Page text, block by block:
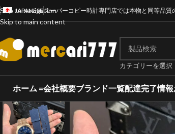
Skip to navigation
Skip to main content
JAPANESEスーパーコピー時計専門店では本物と同等品
カテゴリーを選択
ホーム =会社概要ブランド一覧配達完了情報